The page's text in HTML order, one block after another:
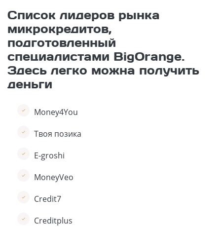
Список лидеров рынка
микрокредитов,
подготовленный
специалистами BigOrange.
Здесь легко можна получить
деньги
Money4You
Твоя позика
E-groshi
MoneyVeo
Credit7
Creditplus